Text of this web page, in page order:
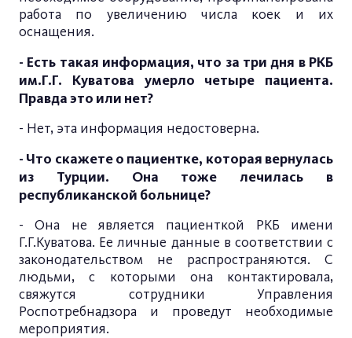
работа по увеличению числа коек и их
оснащения.
- Есть такая информация, что за три дня в РКБ
им.Г.Г. Куватова умерло четыре пациента.
Правда это или нет?
- Нет, эта информация недостоверна.
- Что скажете о пациентке, которая вернулась
из Турции. Она тоже лечилась в
республиканской больнице?
- Она не является пациенткой РКБ имени
Г.Г.Куватова. Ее личные данные в соответствии с
законодательством не распространяются. С
людьми, с которыми она контактировала,
свяжутся сотрудники Управления
Роспотребнадзора и проведут необходимые
мероприятия.